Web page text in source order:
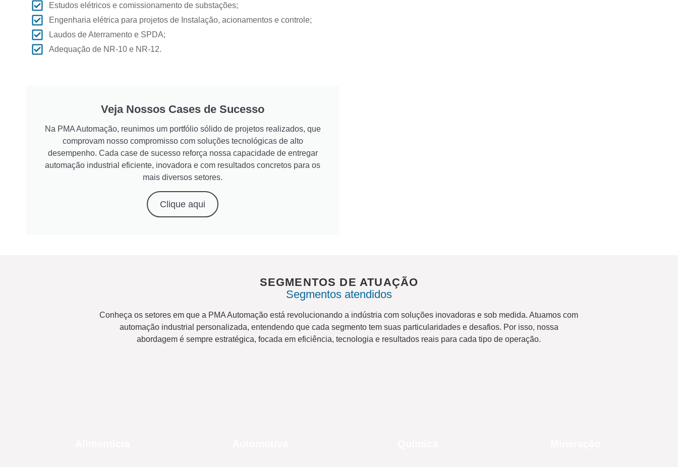
Estudos elétricos e comissionamento de substações;
Engenharia elétrica para projetos de Instalação, acionamentos e controle;
Laudos de Aterramento e SPDA;
Adequação de NR-10 e NR-12.
Veja Nossos Cases de Sucesso
Na PMA Automação, reunimos um portfólio sólido de projetos realizados, que
comprovam nosso compromisso com soluções tecnológicas de alto
desempenho. Cada case de sucesso reforça nossa capacidade de entregar
automação industrial eficiente, inovadora e com resultados concretos para os
mais diversos setores.
Clique aqui
SEGMENTOS DE ATUAÇÃO
Segmentos atendidos
Conheça os setores em que a PMA Automação está revolucionando a indústria com soluções inovadoras e sob medida. Atuamos com
automação industrial personalizada, entendendo que cada segmento tem suas particularidades e desafios. Por isso, nossa
abordagem é sempre estratégica, focada em eficiência, tecnologia e resultados reais para cada tipo de operação.